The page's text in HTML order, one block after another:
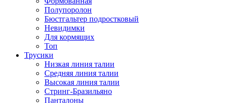
Полупоролон
Бюстгальтер подростковый
Невидимки
Для кормящих
Топ
Трусики
Низкая линия талии
Средняя линия талии
Высокая линия талии
Стринг-Бразильяно
Панталоны